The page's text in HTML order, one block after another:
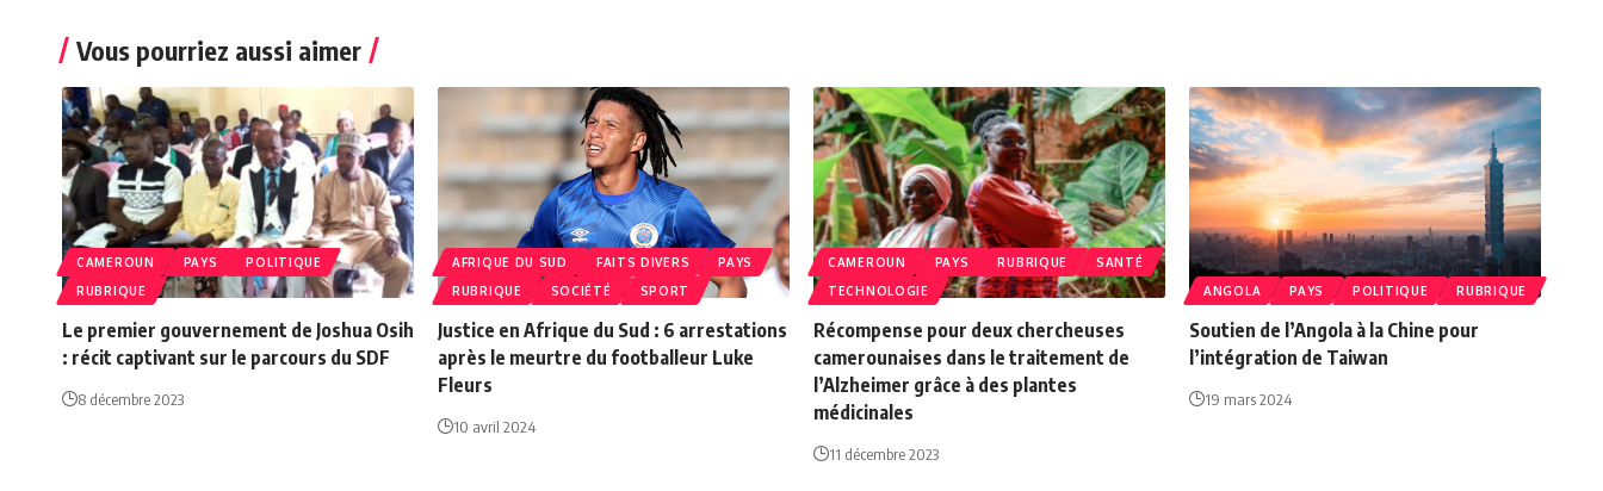
Vous pourriez aussi aimer
CAMEROUN PAYS
POLITIQUE
RUBRIQUE
Le premier gouvernement de Joshua Osih
: récit captivant sur le parcours du SDF
8 décembre 2023
AFRIQUE DU‍ SUD FAITS DIVERS
PAYS
RUBRIQUE
SOCIÉTÉ SPORT
Justice en Afrique du Sud : 6 arrestations
après le meurtre du footballeur Luke
Fleurs
10 avril 2024
CAMEROUN PAYS RUBRIQUE
SANTÉ
TECHNOLOGIE
Récompense pour deux chercheuses
camerounaises dans le traitement de
l’Alzheimer grâce à des plantes
médicinales
11 décembre 2023
ANGOLA PAYS POLITIQUE RUBRIQUE
Soutien de l’Angola à la Chine pour
l’intégration de Taiwan
19 mars 2024